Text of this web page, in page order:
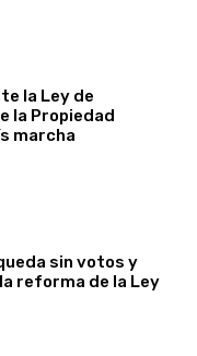
la Ley de
la Propiedad
marcha
sin votos y
reforma de la Ley